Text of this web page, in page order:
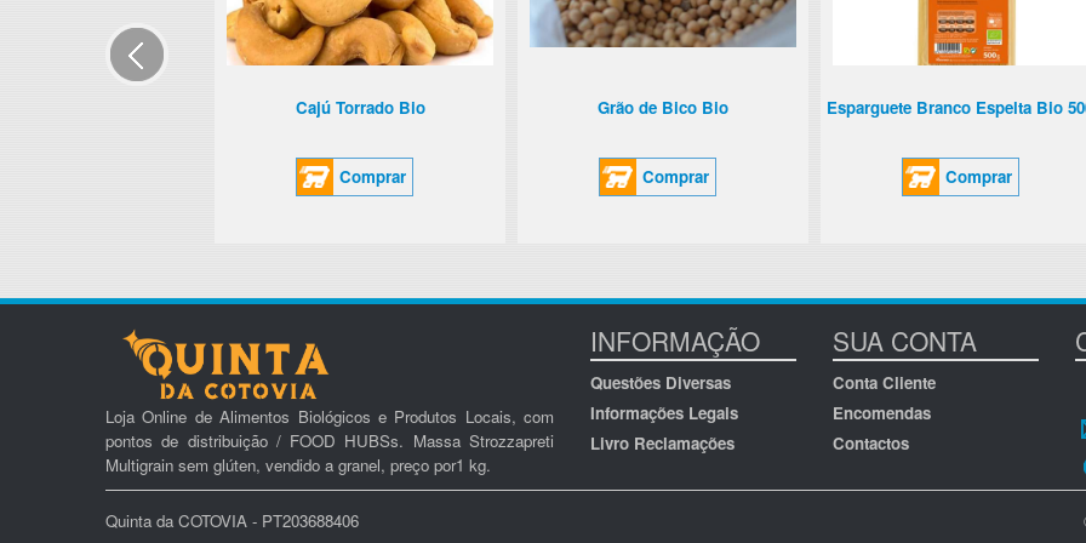
Cajú Torrado Bio
Comprar
Grão de Bico Bio
Comprar
Esparguete Branco Espelta Bio
Comprar
Loja Online de Alimentos Biológicos e Produtos Locais, com
pontos de distribuição / FOOD HUBSs. Massa Strozzapreti
Multigrain sem glúten, vendido a granel, preço por1 kg.
INFORMAÇÃO
Questões Diversas
Informações Legais
Livro Reclamações
SUA CONTA
Conta Cliente
Encomendas
Contactos
Quinta da COTOVIA - PT203688406